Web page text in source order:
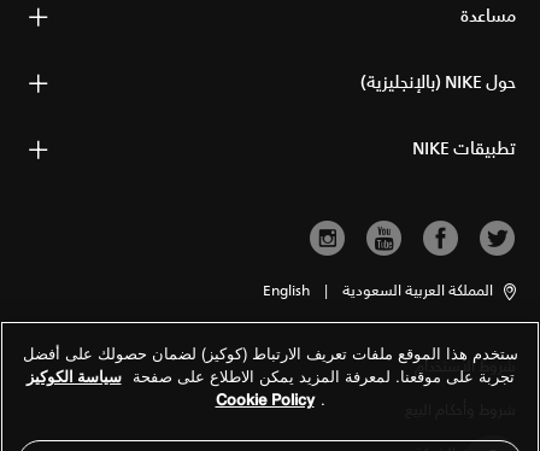
مساعدة
حول NIKE (بالإنجليزية)
تطبيقات NIKE
المملكة العربية السعودية |
English
شروط الاستخدام
ستخدم هذا الموقع ملفات تعريف الارتباط (كوكيز) لضمان حصولك على أفضل
تجربة على موقعنا. لمعرفة المزيد يمكن الاطلاع على صفحة سياسة الكوكيز
.
Cookie Policy